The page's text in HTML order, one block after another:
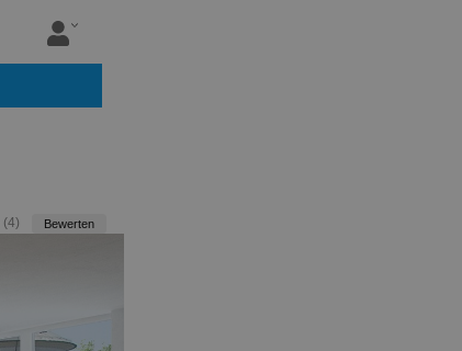
(4) Bewerten